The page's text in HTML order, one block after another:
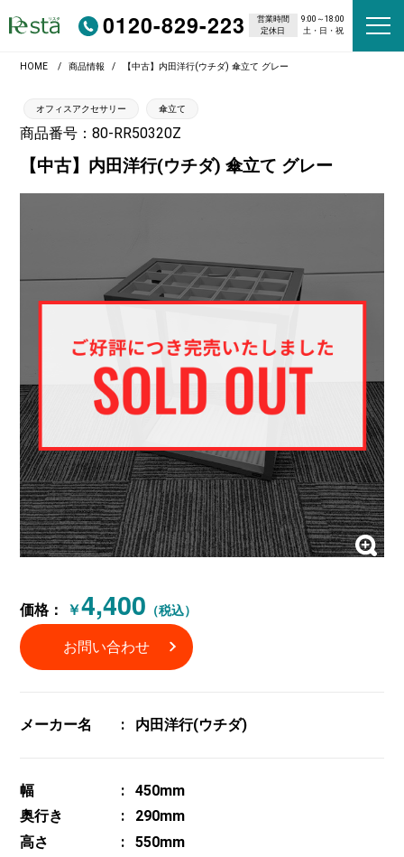
0120-829-223 営業時間
9:00～18:00
定休日
土・日・祝
HOME 商品情報 【中古】内田洋行(ウチダ) 傘立て グレー
オフィスアクセサリー 傘立て
商品番号：80-RR50320Z
【中古】内田洋行(ウチダ) 傘立て グレー
価格： ￥4,400 （税込）
お問い合わせ
メーカー名 内田洋行(ウチダ)
幅
450mm
奥行き
290mm
高さ
550mm